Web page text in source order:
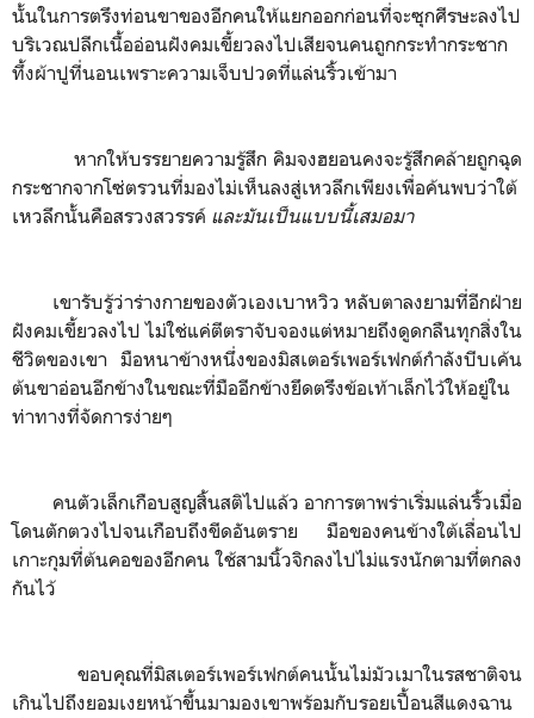
นั้นในการตรึงท่อนขาของอีกคนให้แยกออกก่อนที่จะซุกศีรษะลงไป
บริเวณปลีกเนื้ออ่อนฝังคมเขี้ยวลงไปเสียจนคนถูกกระทำกระชาก
ทึ้งผ้าปูที่นอนเพราะความเจ็บปวดที่แล่นริ้วเข้ามา
หากให้บรรยายความรู้สึก คิมจงฮยอนคงจะรู้สึกคล้ายถูกฉุด
กระชากจากโซ่ตรวนที่มองไม่เห็นลงสู่เหวลึกเพียงเพื่อค้นพบว่าใต้
เหวลึกนั้นคือสรวงสวรรค์ และมันเป็นแบบนี้เสมอมา
เขารับรู้ว่าร่างกายของตัวเองเบาหวิว หลับตาลงยามที่อีกฝ่าย
ฝังคมเขี้ยวลงไป ไม่ใช่แค่ตีตราจับจองแต่หมายถึงดูดกลืนทุกสิ่งใน
ชีวิตของเขา มือหนาข้างหนึ่งของมิสเตอร์เพอร์เฟกต์กำลังบีบเค้น
ต้นขาอ่อนอีกข้างในขณะที่มืออีกข้างยึดตรึงข้อเท้าเล็กไว้ให้อยู่ใน
ท่าทางที่จัดการง่ายๆ
คนตัวเล็กเกือบสูญสิ้นสติไปแล้ว อาการตาพร่าเริ่มแล่นริ้วเมื่อ
โดนตักตวงไปจนเกือบถึงขีดอันตราย มือของคนข้างใต้เลื่อนไป
เกาะกุมที่ต้นคอของอีกคน ใช้สามนิ้วจิกลงไปไม่แรงนักตามที่ตกลง
กันไว้
ขอบคุณที่มิสเตอร์เพอร์เฟกต์คนนั้นไม่มัวเมาในรสชาติจน
เกินไปถึงยอมเงยหน้าขึ้นมามองเขาพร้อมกับรอยเปื้อนสีแดงฉาน